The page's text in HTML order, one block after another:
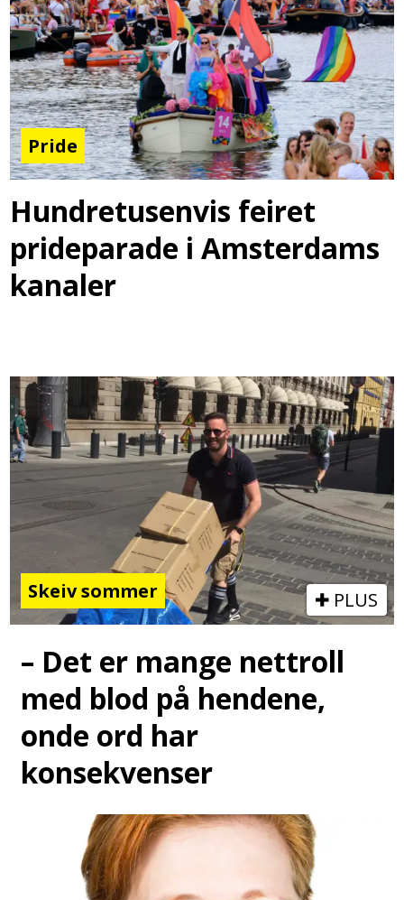
Pride
Hundretusenvis feiret
prideparade i Amsterdams
kanaler
Skeiv sommer PLUS
– Det er mange nettroll
med blod på hendene,
onde ord har
konsekvenser